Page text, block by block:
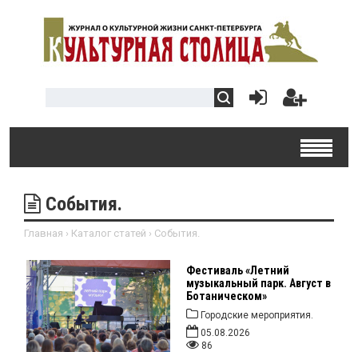
События.
Главная › Каталог статей › События.
Фестиваль «Летний
музыкальный парк. Август в
Ботаническом»
Городские мероприятия.
05.08.2026
86